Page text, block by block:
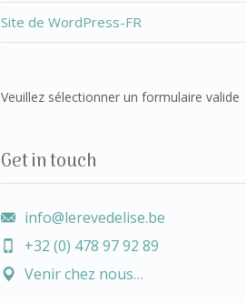
Site de WordPress-FR
Veuillez sélectionner un formulaire valide
Get in touch
info@lerevedelise.be
+32 (0) 478 97 92 89
Venir chez nous…